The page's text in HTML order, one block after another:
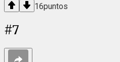
16puntos
#7